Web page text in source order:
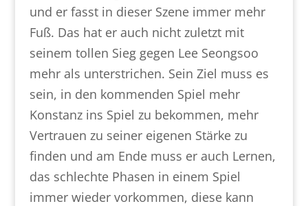
und er fasst in dieser Szene immer mehr
Fuß. Das hat er auch nicht zuletzt mit
seinem tollen Sieg gegen Lee Seongsoo
mehr als unterstrichen. Sein Ziel muss es
sein, in den kommenden Spiel mehr
Konstanz ins Spiel zu bekommen, mehr
Vertrauen zu seiner eigenen Stärke zu
finden und am Ende muss er auch Lernen,
das schlechte Phasen in einem Spiel
immer wieder vorkommen, diese kann